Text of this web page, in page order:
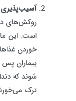
روکش‌های
است. این
خوردن
بیماران
شوند که
ترک